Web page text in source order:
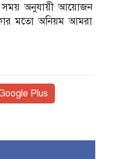
সময় অনুযায়ী আয়োজন
মতো অনিয়ম আমরা
Plus